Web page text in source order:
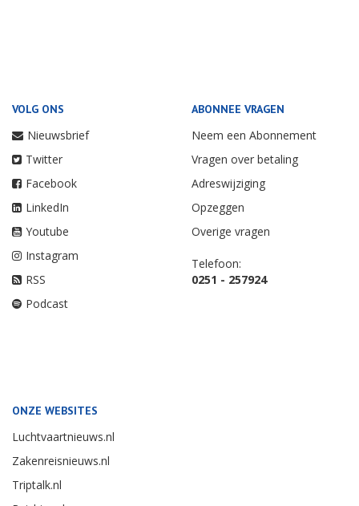
VOLG ONS
Nieuwsbrief
Twitter
Facebook
LinkedIn
Youtube
Instagram
RSS
Podcast
ABONNEE VRAGEN
Neem een Abonnement
Vragen over betaling
Adreswijziging
Opzeggen
Overige vragen
Telefoon:
0251 - 257924
ONZE WEBSITES
Luchtvaartnieuws.nl
Zakenreisnieuws.nl
Triptalk.nl